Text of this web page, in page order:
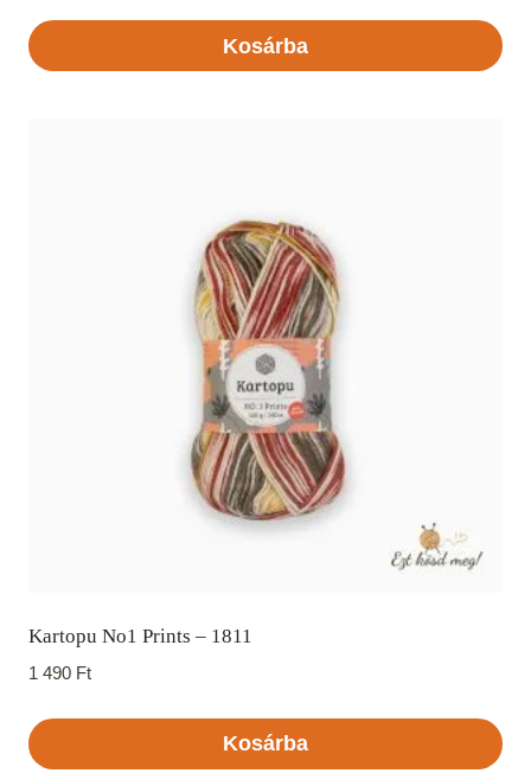
Kosárba
Kartopu No1 Prints – 1811
1 490 Ft
Kosárba